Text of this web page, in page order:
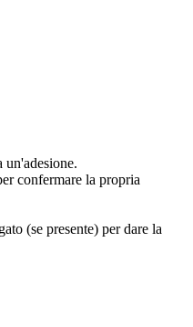
un'adesione.
confermare la propria
(se presente) per dare la